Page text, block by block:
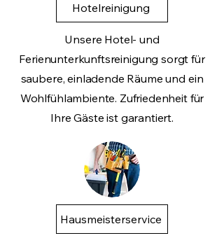
Hotelreinigung
Unsere Hotel- und
Ferienunterkunftsreinigung sorgt für
saubere, einladende Räume und ein
Wohlfühlambiente. Zufriedenheit für
Ihre Gäste ist garantiert.
Hausmeisterservice